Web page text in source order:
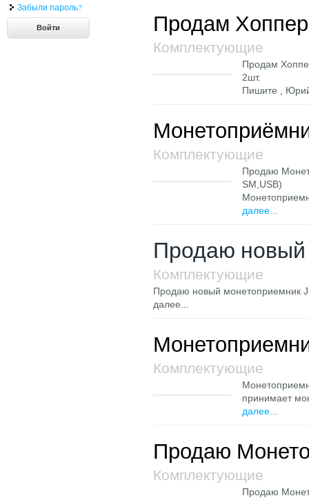
Продам
Комплектующие
Продам
2шт.
Пишите ,
Комплектующие
Продаю
SM,USB)
далее...
Продаю
Комплектующие
Продаю новый монетоприемник
далее...
Комплектующие
принимает
далее...
Продаю
Комплектующие
Продаю
Забыли пароль?